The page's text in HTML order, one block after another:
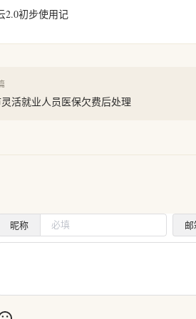
2.0初步使用记
活就业人员医保欠费后处理
昵称